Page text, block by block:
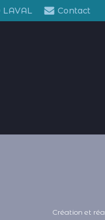
LAVAL Contact
Création et